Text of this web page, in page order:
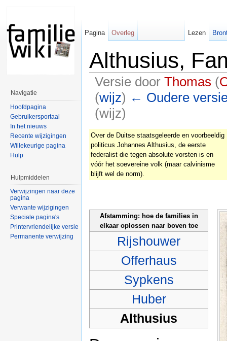
Althusius,
Versie door Thomas (
(wijz) ← Oudere
(wijz)
Over de Duitse staatsgeleerde en voorbeeldig
politicus Johannes Althusius, de eerste
federalist die tegen absolute vorsten is en
vóór het soevereine volk (maar calvinisme
blijft wel de norm).
Afstamming: hoe de families in
elkaar oplossen naar boven toe
Rijshouwer
Offerhaus
Sypkens
Huber
Althusius
Pagina Overleg Lezen
Navigatie
Hoofdpagina
Gebruikersportaal
In het nieuws
Recente wijzigingen
Willekeurige pagina
Hulp
Hulpmiddelen
Verwijzingen naar deze
pagina
Verwante wijzigingen
Speciale pagina's
Printervriendelijke versie
Permanente verwijzing